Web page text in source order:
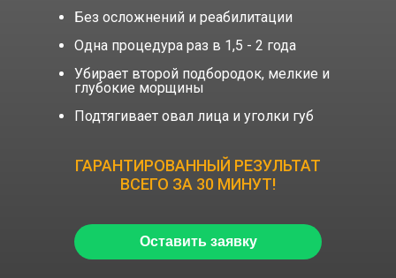
Без осложнений и реабилитации
Одна процедура раз в 1,5 - 2 года
Убирает второй подбородок, мелкие и
глубокие морщины
Подтягивает овал лица и уголки губ
ГАРАНТИРОВАННЫЙ РЕЗУЛЬТАТ
ВСЕГО ЗА 30 МИНУТ!
Оставить заявку